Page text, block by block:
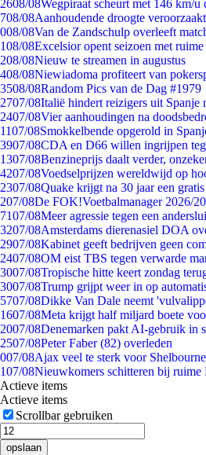
2608/08Wegpiraat scheurt met 146 km/
708/08Aanhoudende droogte
008/08Van de Zandschulp overleeft
108/08Excelsior opent seizoen met
208/08Nieuw te streamen in augustus
408/08Niewiadoma profiteert van
3508/08Random Pics van de Dag #1979
2707/08Italië hindert reizigers uit Spanje
2407/08Vier aanhoudingen na
1107/08Smokkelbende opgerold in
3907/08CDA en D66 willen ingrijpen
1307/08Benzineprijs daalt verder,
4207/08Voedselprijzen wereldwijd op
2307/08Quake krijgt na 30 jaar een
207/08De FOK!Voetbalmanager 2026/
7107/08Meer agressie tegen een
3207/08Amsterdams dierenasiel DOA
2907/08Kabinet geeft bedrijven geen
2407/08OM eist TBS tegen verwarde
3007/08Tropische hitte keert zondag
3007/08Trump grijpt weer in op
5707/08Dikke Van Dale neemt
1607/08Meta krijgt half miljard boete
2007/08Denemarken pakt AI-gebruik in
2507/08Peter Faber (82) overleden
007/08Ajax veel te sterk voor
107/08Nieuwkomers schitteren bij ruime
Actieve items
Actieve items
Scrollbar gebruiken
opslaan